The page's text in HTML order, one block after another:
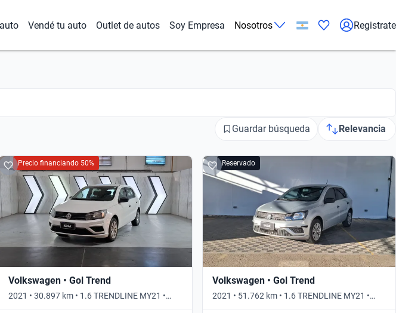
Vendé tu auto Outlet de autos Soy Empresa Nosotros Registrate
Guardar búsqueda Relevancia
Precio financiando 50%
Volkswagen • Gol Trend
2021 • 30.897 km • 1.6 TRENDLINE MY21 •
Manual
Reservado
Volkswagen • Gol Trend
2021 • 51.762 km • 1.6 TRENDLINE MY21 •
Manual